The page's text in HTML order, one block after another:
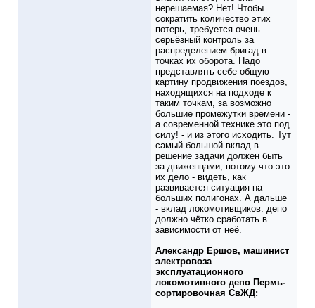
нерешаемая? Нет! Чтобы
сократить количество этих
потерь, требуется очень
серьёзный контроль за
распределением бригад в
точках их оборота. Надо
представлять себе общую
картину продвижения поездов,
находящихся на подходе к
таким точкам, за возможно
большие промежутки времени -
а современной технике это под
силу! - и из этого исходить. Тут
самый большой вклад в
решение задачи должен быть
за движенцами, потому что это
их дело - видеть, как
развивается ситуация на
больших полигонах. А дальше
- вклад локомотивщиков: депо
должно чётко сработать в
зависимости от неё.
Александр Ершов, машинист
электровоза
эксплуатационного
локомотивного депо Пермь-
сортировочная СвЖД: